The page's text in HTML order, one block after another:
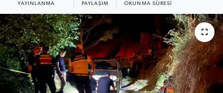
YAYINLANMA PAYLAŞIM OKUNMA SÜRESI